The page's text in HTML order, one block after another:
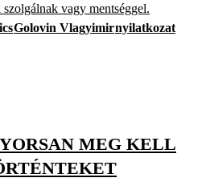
vagy mentséggel.
Golovin Vlagyimirnyilatkozat
MEG KELL